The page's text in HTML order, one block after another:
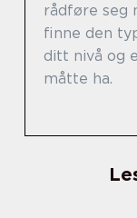
rådføre seg
finne den
ditt nivå og
måtte ha.